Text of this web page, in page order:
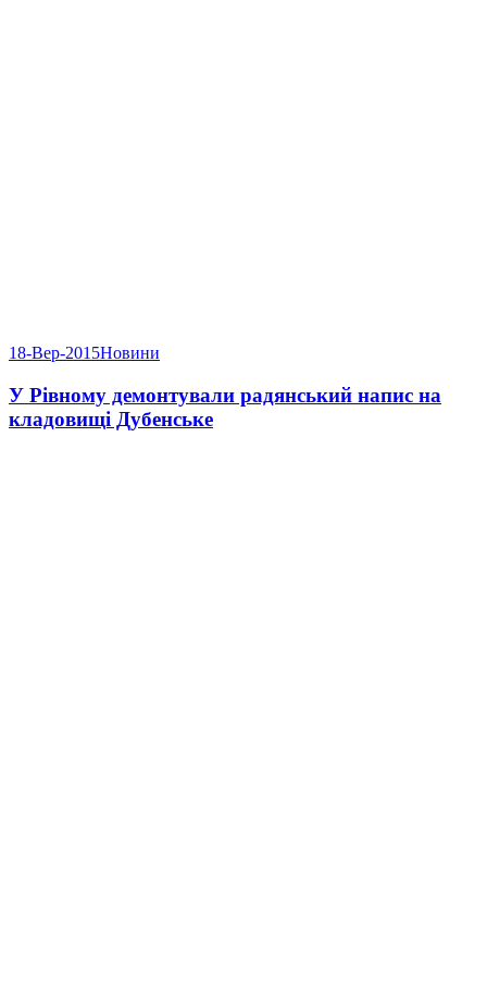
18-Вер-2015Новини
У Рівному демонтували радянський напис на
кладовищі Дубенське